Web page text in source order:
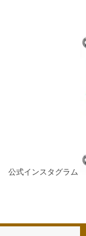
公式インスタグラム